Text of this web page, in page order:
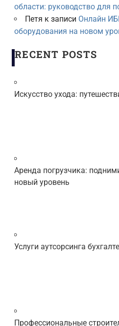
области: руководство для
Петя к записи Онлайн
оборудования на новом
RECENT POSTS
Искусство ухода:
Аренда погрузчика:
новый уровень
Услуги аутсорсинга
Профессиональные